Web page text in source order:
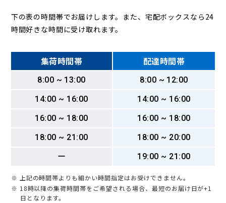
下の表の時間帯でお届けします。また、宅配ボックスなら24
時間好きな時間に受け取れます。
集荷時間帯 配達時間帯
8:00 ~ 13:00
8:00 ~ 12:00
14:00 ~ 16:00
14:00 ~ 16:00
16:00 ~ 18:00
16:00 ~ 18:00
18:00 ~ 21:00
18:00 ~ 20:00
ー
19:00 ~ 21:00
※ 上記の時間帯よりも細かい時間指定はお受けできません。
※ 18時以降の集荷時間帯をご希望される場合、最短のお届け日が+1
日となります。